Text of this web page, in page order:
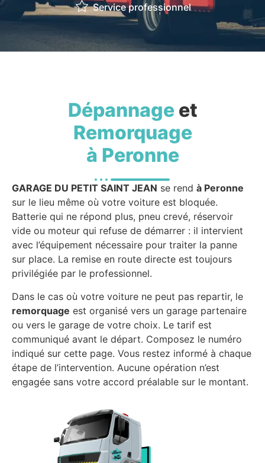
Service professionnel
Dépannageet
Remorquage
à Peronne
GARAGE DU PETIT SAINT JEAN se rend à Peronne
sur le lieu même où votre voiture est bloquée.
Batterie qui ne répond plus, pneu crevé, réservoir
vide ou moteur qui refuse de démarrer : il intervient
avec l’équipement nécessaire pour traiter la panne
sur place. La remise en route directe est toujours
privilégiée par le professionnel.
Dans le cas où votre voiture ne peut pas repartir, le
remorquage est organisé vers un garage partenaire
ou vers le garage de votre choix. Le tarif est
communiqué avant le départ. Composez le numéro
indiqué sur cette page. Vous restez informé à chaque
étape de l’intervention. Aucune opération n’est
engagée sans votre accord préalable sur le montant.